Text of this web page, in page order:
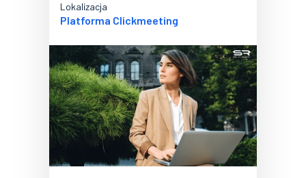
Lokalizacja
Platforma Clickmeeting